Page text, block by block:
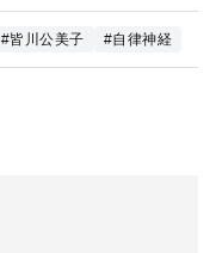
#皆川公美子 #自律神経